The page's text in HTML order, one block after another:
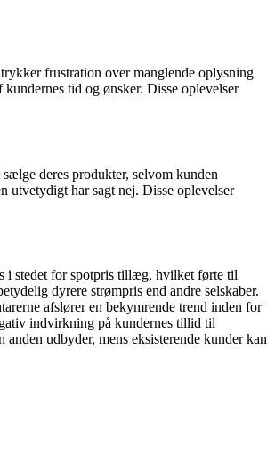
frustration over manglende oplysning
tid og ønsker. Disse oplevelser
deres produkter, selvom kunden
utvetydigt har sagt nej. Disse oplevelser
i stedet for spotpris tillæg, hvilket førte til
dyrere strømpris end andre selskaber.
afslører en bekymrende trend inden for
indvirkning på kundernes tillid til
udbyder, mens eksisterende kunder kan